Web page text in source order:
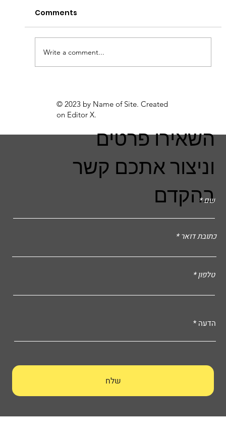
Comments
Write a comment...
© 2023 by Name of Site. Created
on Editor X.
השאירו פרטים
וניצור אתכם קשר
בהקדם
שם
כתובת דואר
טלפון
שלח
הדעה